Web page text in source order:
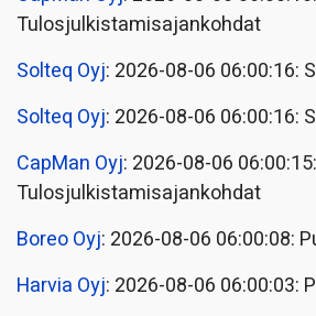
Tulosjulkistamisajankohdat
Solteq Oyj: 2026-08-06 06:00:16:
Solteq Oyj: 2026-08-06 06:00:16:
CapMan Oyj: 2026-08-06 06:00:15:
Tulosjulkistamisajankohdat
Boreo Oyj: 2026-08-06 06:00:08:
Harvia Oyj: 2026-08-06 06:00:03: